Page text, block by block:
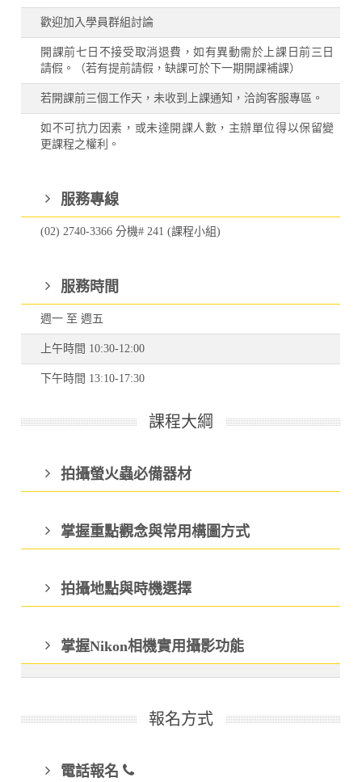
歡迎加入學員群組討論
開課前七日不接受取消退費，如有異動需於上課日前三日
請假。（若有提前請假，缺課可於下一期開課補課）
若開課前三個工作天，未收到上課通知，洽詢客服專區。
如不可抗力因素，或未達開課人數，主辦單位得以保留變
更課程之權利。
服務專線
(02) 2740-3366 分機# 241 (課程小組)
服務時間
週一 至 週五
上午時間 10:30-12:00
下午時間 13:10-17:30
課程大綱
拍攝螢火蟲必備器材
掌握重點觀念與常用構圖方式
拍攝地點與時機選擇
掌握Nikon相機實用攝影功能
報名方式
電話報名